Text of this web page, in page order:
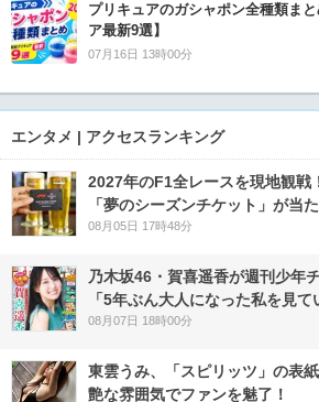
プリキュアのガシャポン全種類ま
ア最新9選】
07月16日 13時00分
エンタメ | アクセスランキング
2027年のF1全レースを現地観戦
「夢のシーズンチケット」が当
08月05日 17時48分
乃木坂46・賀喜遥香が週刊少年
「5年ぶん大人になった私を見て
08月07日 18時00分
東雲うみ、「スピリッツ」の表
艶な雰囲気でファンを魅了！